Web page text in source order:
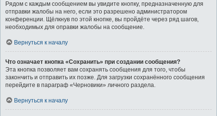
Рядом с каждым сообщением вы увидите кнопку, предназначенную для
отправки жалобы на него, если это разрешено администратором
конференции. Щёлкнув по этой кнопке, вы пройдёте через ряд шагов,
необходимых для оправки жалобы на сообщение.
Вернуться к началу
Что означает кнопка «Сохранить» при создании сообщения?
Эта кнопка позволяет вам сохранять сообщения для того, чтобы
закончить и отправить их позже. Для загрузки сохранённого сообщения
перейдите в параграф «Черновики» личного раздела.
Вернуться к началу